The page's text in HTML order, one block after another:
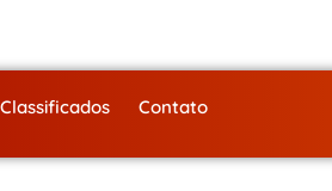
Classificados Contato